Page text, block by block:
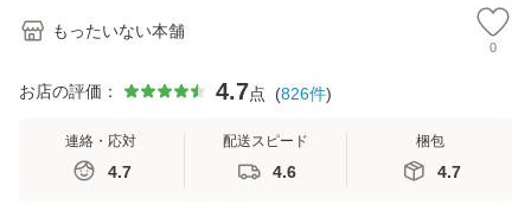
もったいない本舗
0
お店の評価： 4.7点 (826件)
連絡・応対
4.7
配送スピード
4.6
梱包
4.7